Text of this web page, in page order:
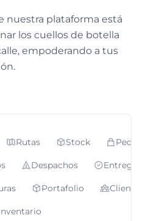
nuestra plataforma está
los cuellos de botella
empoderando a tus
Rutas Stock Pedidos
Despachos Entregas
Portafolio Clientes